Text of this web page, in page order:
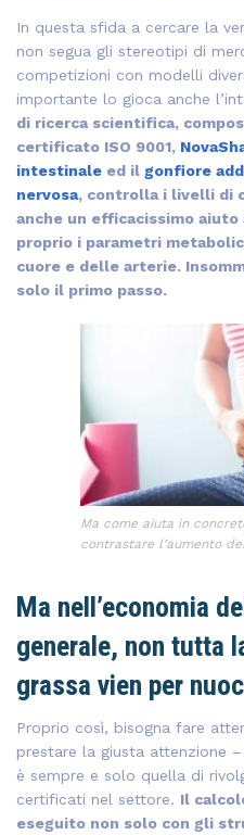
In questa sfida a cercare la
non segua gli stereotipi di
competizioni con modelli
importante lo gioca anche
di ricerca scientifica,
certificato ISO 9001,
intestinale ed il gonfiore
nervosa, controlla i livelli di
anche un efficacissimo
proprio i parametri
cuore e delle arterie.
solo il primo passo.
Ma come aiuta in
contrastare l’aumento
Ma nell’economia
generale, non tutta
grassa vien per
Proprio così, bisogna fare
prestare la giusta attenzione
è sempre e solo quella di
certificati nel settore. Il
eseguito non solo con gli